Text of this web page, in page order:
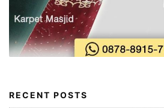
RECENT POSTS